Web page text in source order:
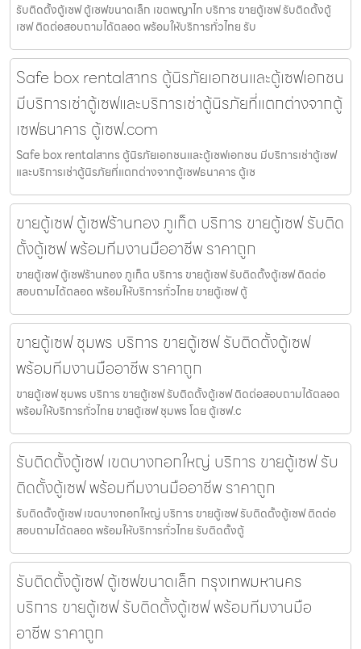
รับติดตั้งตู้เซฟ ตู้เซฟขนาดเล็ก เขตพญาไท บริการ ขายตู้เซฟ รับติดตั้งตู้
เซฟ ติดต่อสอบถามได้ตลอด พร้อมให้บริการทั่วไทย รับ
Safe box rentalสาทร ตู้นิรภัยเอกชนและตู้เซฟเอกชน
มีบริการเช่าตู้เซฟและบริการเช่าตู้นิรภัยที่แตกต่างจากตู้
เซฟธนาคาร ตู้เซฟ.com
Safe box rentalสาทร ตู้นิรภัยเอกชนและตู้เซฟเอกชน มีบริการเช่าตู้เซฟ
และบริการเช่าตู้นิรภัยที่แตกต่างจากตู้เซฟธนาคาร ตู้เซ
ขายตู้เซฟ ตู้เซฟร้านทอง ภูเก็ต บริการ ขายตู้เซฟ รับติด
ตั้งตู้เซฟ พร้อมทีมงานมืออาชีพ ราคาถูก
ขายตู้เซฟ ตู้เซฟร้านทอง ภูเก็ต บริการ ขายตู้เซฟ รับติดตั้งตู้เซฟ ติดต่อ
สอบถามได้ตลอด พร้อมให้บริการทั่วไทย ขายตู้เซฟ ตู้
ขายตู้เซฟ ชุมพร บริการ ขายตู้เซฟ รับติดตั้งตู้เซฟ
พร้อมทีมงานมืออาชีพ ราคาถูก
ขายตู้เซฟ ชุมพร บริการ ขายตู้เซฟ รับติดตั้งตู้เซฟ ติดต่อสอบถามได้ตลอด
พร้อมให้บริการทั่วไทย ขายตู้เซฟ ชุมพร โดย ตู้เซฟ.c
รับติดตั้งตู้เซฟ เขตบางกอกใหญ่ บริการ ขายตู้เซฟ รับ
ติดตั้งตู้เซฟ พร้อมทีมงานมืออาชีพ ราคาถูก
รับติดตั้งตู้เซฟ เขตบางกอกใหญ่ บริการ ขายตู้เซฟ รับติดตั้งตู้เซฟ ติดต่อ
สอบถามได้ตลอด พร้อมให้บริการทั่วไทย รับติดตั้งตู้
รับติดตั้งตู้เซฟ ตู้เซฟขนาดเล็ก กรุงเทพมหานคร
บริการ ขายตู้เซฟ รับติดตั้งตู้เซฟ พร้อมทีมงานมือ
อาชีพ ราคาถูก